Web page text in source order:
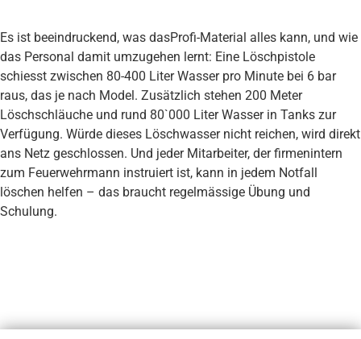
Es ist beeindruckend, was dasProfi-Material alles kann, und wie
das Personal damit umzugehen lernt: Eine Löschpistole
schiesst zwischen 80-400 Liter Wasser pro Minute bei 6 bar
raus, das je nach Model. Zusätzlich stehen 200 Meter
Löschschläuche und rund 80`000 Liter Wasser in Tanks zur
Verfügung. Würde dieses Löschwasser nicht reichen, wird direkt
ans Netz geschlossen. Und jeder Mitarbeiter, der firmenintern
zum Feuerwehrmann instruiert ist, kann in jedem Notfall
löschen helfen – das braucht regelmässige Übung und
Schulung.